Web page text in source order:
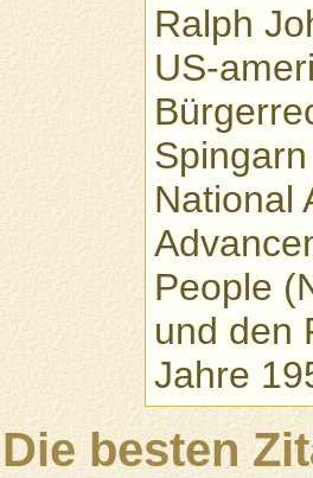
Ralph
US-
National
People
und den
Jahre
Die besten